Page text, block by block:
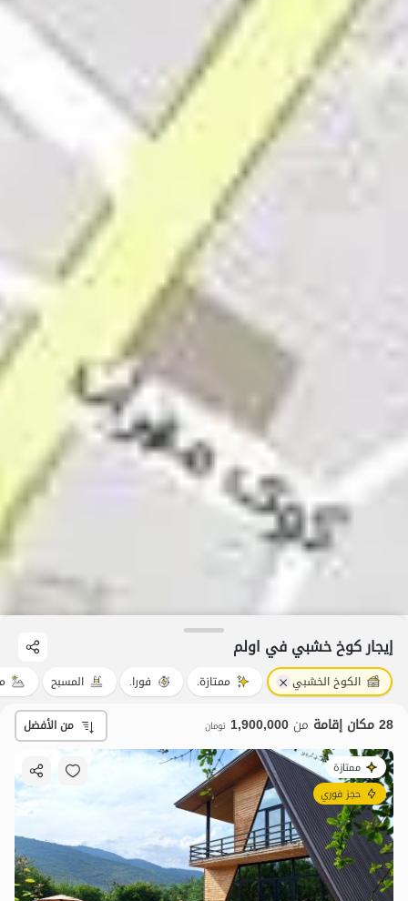
إيجار كوخ خشبي في اولم
الكوخ الخشبي ممتازة. فورا. المسبح
28 مكان إقامة من 1,900,000 تومان من الأفضل
ممتازة
حجز فوري